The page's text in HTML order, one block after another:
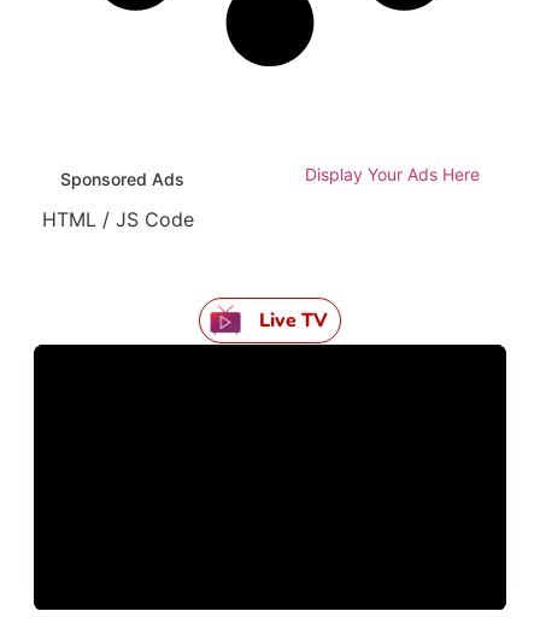
Sponsored Ads Display Your Ads Here
HTML / JS Code
Live TV